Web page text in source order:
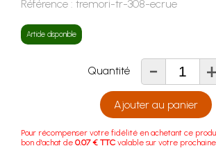
Référence : tremori-tr-308-ecrue
Article disponible
Quantité - +
Ajouter au panier
Pour récompenser votre fidélité en achetant ce
bon d'achat de 0.07 € TTC valable sur votre